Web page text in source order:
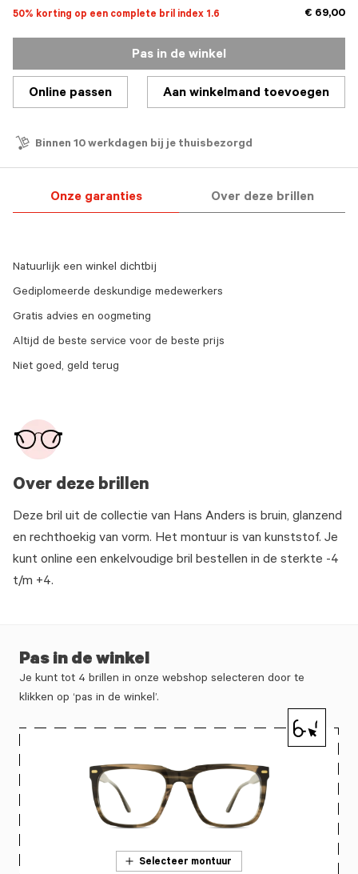
50% korting op een complete bril index 1.6 € 69,00
Pas in de winkel
Online passen Aan winkelmand toevoegen
Binnen 10 werkdagen bij je thuisbezorgd
Onze garanties Over deze brillen
Over deze brillen
Deze bril uit de collectie van Hans Anders is bruin, glanzend
en rechthoekig van vorm. Het montuur is van kunststof. Je
kunt online een enkelvoudige bril bestellen in de sterkte -4
t/m +4.
Natuurlijk een winkel dichtbij
Gediplomeerde deskundige medewerkers
Gratis advies en oogmeting
Altijd de beste service voor de beste prijs
Niet goed, geld terug
Pas in de winkel
Je kunt tot 4 brillen in onze webshop selecteren door te
klikken op ‘pas in de winkel’.
Selecteer montuur